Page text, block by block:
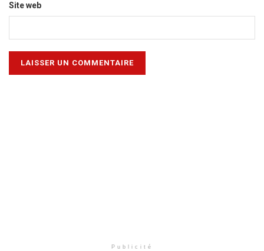
Site web
Publicité